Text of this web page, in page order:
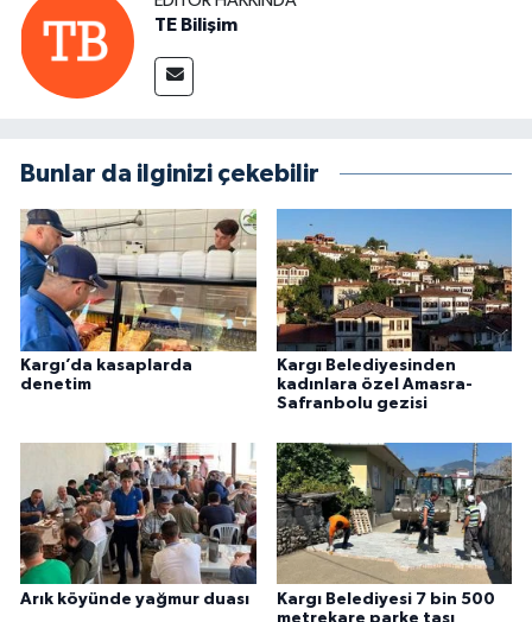
TE Bilişim
Bunlar da ilginizi çekebilir
Kargı’da kasaplarda
denetim
Kargı Belediyesinden
kadınlara özel Amasra-
Safranbolu gezisi
Arık köyünde yağmur duası
Kargı Belediyesi 7 bin 500
metrekare parke taşı